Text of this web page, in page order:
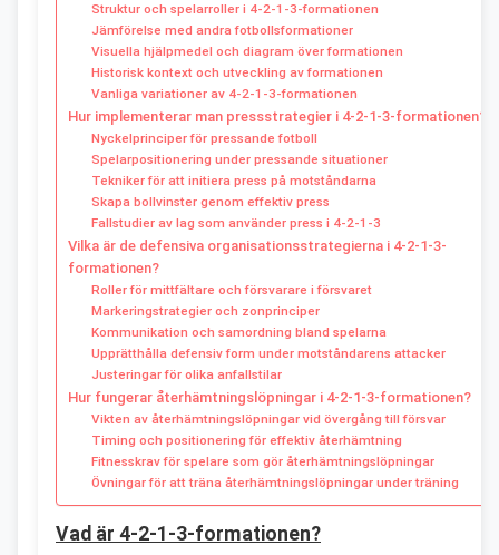
Struktur och spelarroller i 4-2-1-3-formationen
Jämförelse med andra fotbollsformationer
Visuella hjälpmedel och diagram över formationen
Historisk kontext och utveckling av formationen
Vanliga variationer av 4-2-1-3-formationen
Hur implementerar man pressstrategier i 4-2-1-3-formationen?
Nyckelprinciper för pressande fotboll
Spelarpositionering under pressande situationer
Tekniker för att initiera press på motståndarna
Skapa bollvinster genom effektiv press
Fallstudier av lag som använder press i 4-2-1-3
Vilka är de defensiva organisationsstrategierna i 4-2-1-3-
formationen?
Roller för mittfältare och försvarare i försvaret
Markeringstrategier och zonprinciper
Kommunikation och samordning bland spelarna
Upprätthålla defensiv form under motståndarens attacker
Justeringar för olika anfallstilar
Hur fungerar återhämtningslöpningar i 4-2-1-3-formationen?
Vikten av återhämtningslöpningar vid övergång till försvar
Timing och positionering för effektiv återhämtning
Fitnesskrav för spelare som gör återhämtningslöpningar
Övningar för att träna återhämtningslöpningar under träning
Vad är 4-2-1-3-formationen?